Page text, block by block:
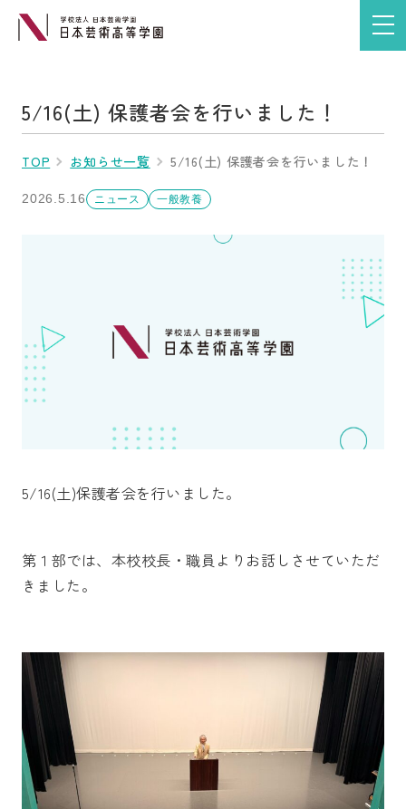
5/16(土) 保護者会を行いました！
TOP お知らせ一覧 5/16(土) 保護者会を行いました！
2026.5.16 ニュース 一般教養
5/16(土)保護者会を行いました。
第１部では、本校校長・職員よりお話しさせていただ
きました。